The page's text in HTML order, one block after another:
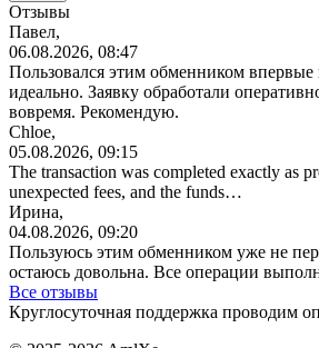
Отзывы
Павел,
06.08.2026, 08:47
Пользовался этим обменником
идеально. Заявку обработали
вовремя. Рекомендую.
Chloe,
05.08.2026, 09:15
The transaction was completed exactly as
unexpected fees, and the funds…
Ирина,
04.08.2026, 09:20
Пользуюсь этим обменником уже не
остаюсь довольна. Все операции
Все отзывы
Круглосуточная поддержка проводим